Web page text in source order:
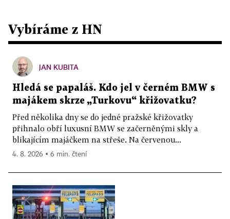
Vybíráme z HN
JAN KUBITA
Hledá se papaláš. Kdo jel v černém BMW s
majákem skrze „Turkovu“ křižovatku?
Před několika dny se do jedné pražské křižovatky
přihnalo obří luxusní BMW se začerněnými skly a
blikajícím majáčkem na střeše. Na červenou...
4. 8. 2026 ▪ 6 min. čtení